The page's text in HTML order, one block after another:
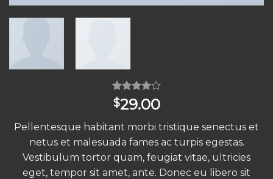
Rated
4.00out
based on
1
customer
rating
$29.00
Pellentesque habitant morbi tristique senectus et
netus et malesuada fames ac turpis egestas.
Vestibulum tortor quam, feugiat vitae, ultricies
eget, tempor sit amet, ante. Donec eu libero sit